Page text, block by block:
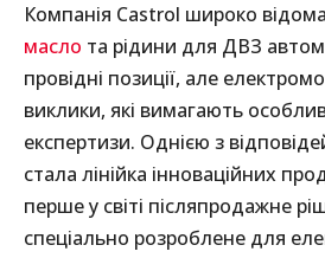
Компанія Castrol широко відома
масло та рідини для ДВЗ
провідні позиції, але
виклики, які вимагають
експертизи. Однією з
стала лінійка інноваційних
перше у світі післяпродажне
спеціально розроблене для